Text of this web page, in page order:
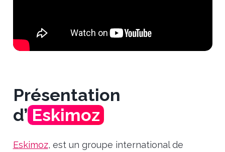
Présentation
d’Eskimoz
Eskimoz, est un groupe international de